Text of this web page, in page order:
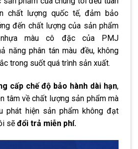
chất lượng quốc tế, đảm bảo
đến chất lượng của sản phẩm
màu cô đặc của PMJ
năng phân tán màu đều, không
trong suốt quá trình sản xuất.
cấp chế độ bảo hành dài hạn,
tâm về chất lượng sản phẩm mà
phát hiện sản phẩm không đạt
sẽ đổi trả miễn phí.